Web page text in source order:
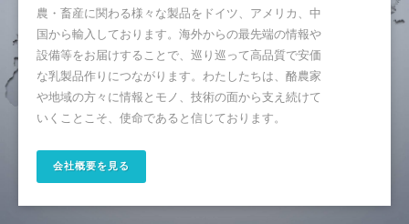
農・畜産に関わる様々な製品をドイツ、アメリカ、中
国から輸入しております。海外からの最先端の情報や
設備等をお届けすることで、巡り巡って高品質で安価
な乳製品作りにつながります。わたしたちは、酪農家
や地域の方々に情報とモノ、技術の面から支え続けて
いくことこそ、使命であると信じております。
会社概要を見る